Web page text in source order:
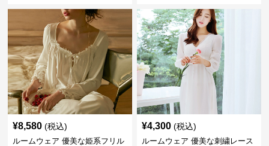
¥8,580 (税込)
ルームウェア 優美な姫系フリル
¥4,300 (税込)
ルームウェア 優美な刺繍レース